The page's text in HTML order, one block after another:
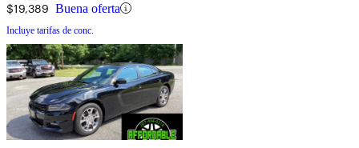
$19,389 Buena oferta
Incluye tarifas de conc.